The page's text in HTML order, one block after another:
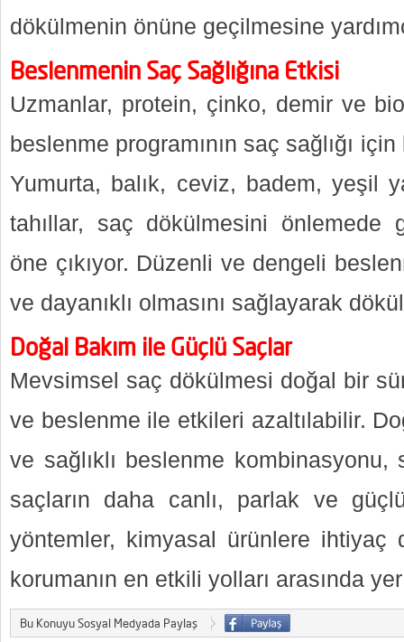
dökülmenin önüne geçilmesine
Beslenmenin Saç Sağlığına Etkisi
Uzmanlar, protein, çinko, demir ve
beslenme programının saç sağlığı
Yumurta, balık, ceviz, badem, yeşil
tahıllar, saç dökülmesini önlemede
öne çıkıyor. Düzenli ve dengeli
ve dayanıklı olmasını sağlayarak
Doğal Bakım ile Güçlü Saçlar
Mevsimsel saç dökülmesi doğal bir
ve beslenme ile etkileri azaltılabilir.
ve sağlıklı beslenme
saçların daha canlı, parlak ve
yöntemler, kimyasal ürünlere ihtiyaç
korumanın en etkili yolları arasında
Bu Konuyu Sosyal Medyada Paylaş